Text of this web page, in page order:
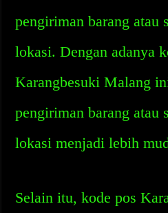
pengiriman barang atau
lokasi. Dengan adanya
Karangbesuki Malang
pengiriman barang atau
lokasi menjadi lebih
Selain itu, kode pos